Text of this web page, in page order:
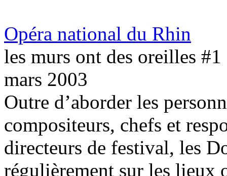
Opéra national du Rhin
les murs ont des oreilles #1
mars 2003
Outre d’aborder les
compositeurs, chefs et
directeurs de festival, les
régulièrement sur les lieux